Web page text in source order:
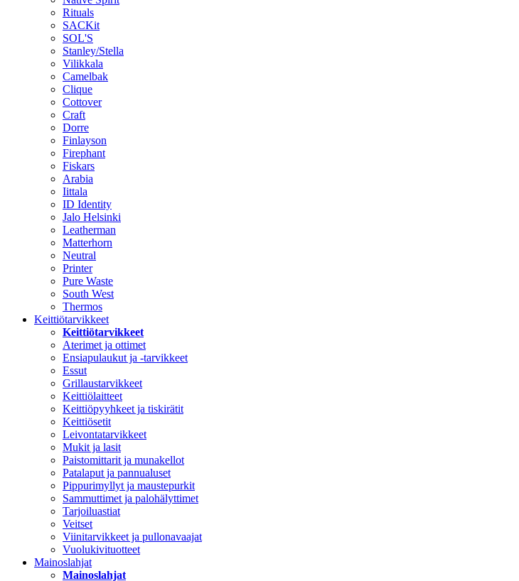
Rituals
SACKit
SOL'S
Stanley/Stella
Vilikkala
Camelbak
Clique
Cottover
Craft
Dorre
Finlayson
Firephant
Fiskars
Arabia
Iittala
ID Identity
Jalo Helsinki
Leatherman
Matterhorn
Neutral
Printer
Pure Waste
South West
Thermos
Keittiötarvikkeet
Keittiötarvikkeet
Aterimet ja ottimet
Ensiapulaukut ja -tarvikkeet
Essut
Grillaustarvikkeet
Keittiölaitteet
Keittiöpyyhkeet ja tiskirätit
Keittiösetit
Leivontatarvikkeet
Mukit ja lasit
Paistomittarit ja munakellot
Patalaput ja pannualuset
Pippurimyllyt ja maustepurkit
Sammuttimet ja palohälyttimet
Tarjoiluastiat
Veitset
Viinitarvikkeet ja pullonavaajat
Vuolukivituotteet
Mainoslahjat
Mainoslahjat